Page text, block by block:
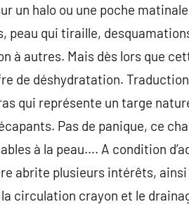
un halo ou une poche
qui tiraille,
à autres. Mais dès lors que
de déshydratation. Traduction
qui représente un targe
Pas de panique, ce
à la peau…. A condition
abrite plusieurs intérêts,
circulation crayon et le